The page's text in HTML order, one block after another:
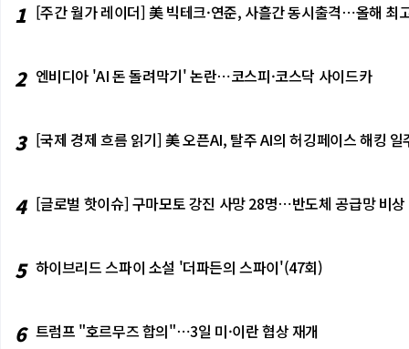
1 [주간 월가 레이더] 美 빅테크·연준, 사흘간 동시출격⋯올해 최
2 엔비디아 'AI 돈 돌려막기' 논란⋯코스피·코스닥 사이드카
3 [국제 경제 흐름 읽기] 美 오픈AI, 탈주 AI의 허깅페이스 해킹
4 [글로벌 핫이슈] 구마모토 강진 사망 28명⋯반도체 공급망 비상
5 하이브리드 스파이 소설 '더파든의 스파이'(47회)
6 트럼프 "호르무즈 합의"⋯3일 미·이란 협상 재개